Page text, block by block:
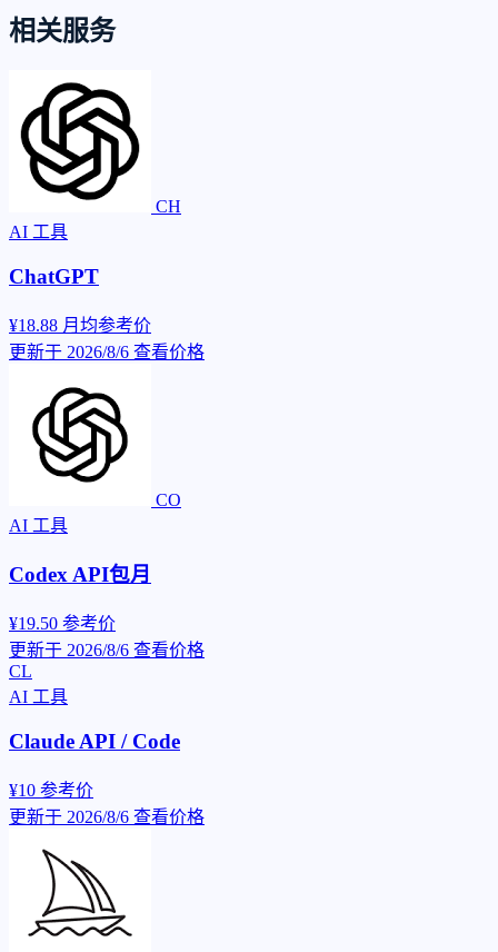
相关服务
CH
AI 工具
ChatGPT
¥18.88 月均参考价
更新于 2026/8/6 查看价格
CO
AI 工具
Codex API包月
¥19.50 参考价
更新于 2026/8/6 查看价格
CL
AI 工具
Claude API / Code
¥10 参考价
更新于 2026/8/6 查看价格